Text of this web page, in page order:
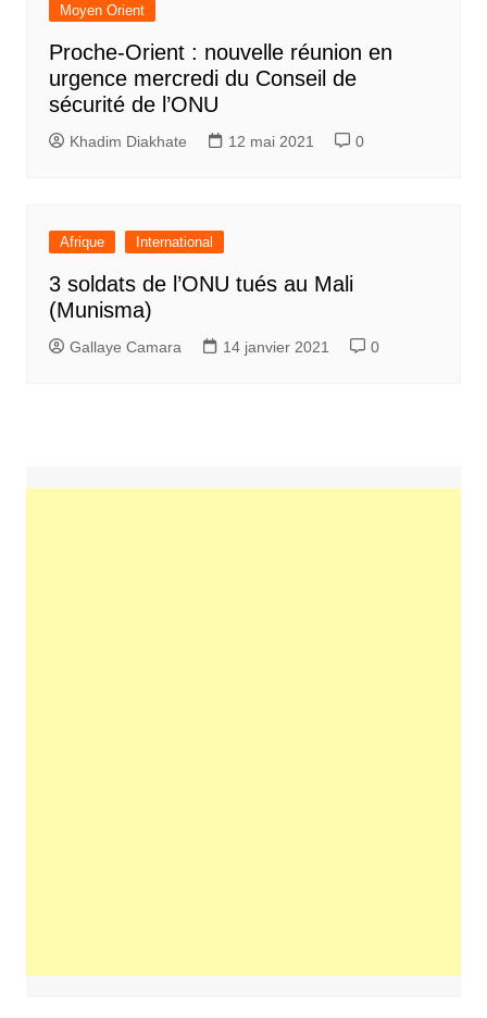
Moyen Orient
Proche-Orient : nouvelle réunion en
urgence mercredi du Conseil de
sécurité de l’ONU
Khadim Diakhate 12 mai 2021 0
Afrique International
3 soldats de l’ONU tués au Mali
(Munisma)
Gallaye Camara 14 janvier 2021 0